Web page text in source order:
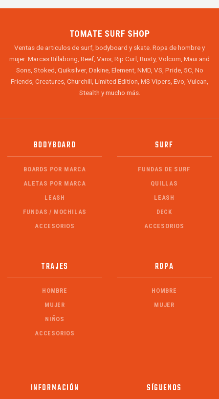
TOMATE SURF SHOP
Ventas de articulos de surf, bodyboard y skate. Ropa de hombre y
mujer. Marcas Billabong, Reef, Vans, Rip Curl, Rusty, Volcom, Maui and
Sons, Stoked, Quiksilver, Dakine, Element, NMD, VS, Pride, 5C, No
Friends, Creatures, Churchill, Limited Edition, MS Vipers, Evo, Vulcan,
Stealth y mucho más.
BODYBOARD
BOARDS POR MARCA
ALETAS POR MARCA
LEASH
FUNDAS / MOCHILAS
ACCESORIOS
SURF
FUNDAS DE SURF
QUILLAS
LEASH
DECK
ACCESORIOS
TRAJES
HOMBRE
MUJER
NIÑOS
ACCESORIOS
ROPA
HOMBRE
MUJER
INFORMACIÓN SÍGUENOS